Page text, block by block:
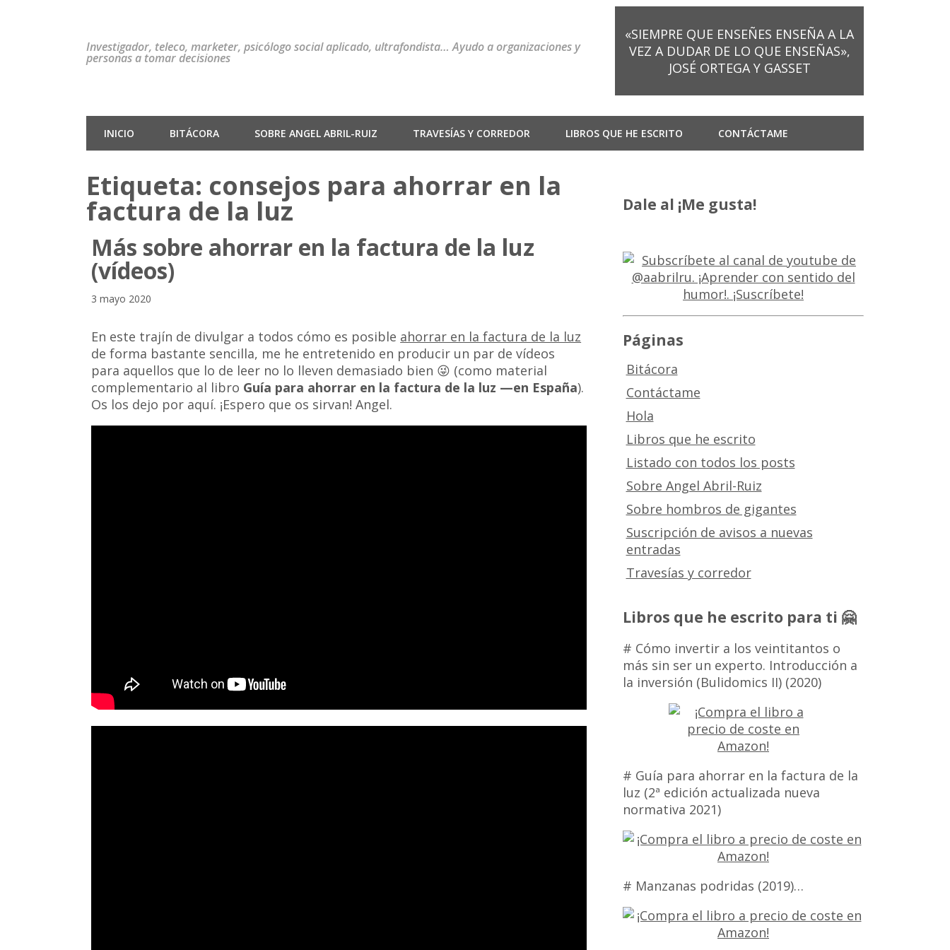
Investigador, teleco, marketer, psicólogo social aplicado, ultrafondista… Ayudo a organizaciones y
personas a tomar decisiones
«SIEMPRE QUE ENSEÑES ENSEÑA A LA
VEZ A DUDAR DE LO QUE ENSEÑAS»,
JOSÉ ORTEGA Y GASSET
INICIO BITÁCORA SOBRE ANGEL ABRIL-RUIZ TRAVESÍAS Y CORREDOR LIBROS QUE HE ESCRITO CONTÁCTAME
Etiqueta: consejos para ahorrar en la
factura de la luz
Más sobre ahorrar en la factura de la luz
(vídeos)
3 mayo 2020
En este trajín de divulgar a todos cómo es posible ahorrar en la factura de la luz
de forma bastante sencilla, me he entretenido en producir un par de vídeos
para aquellos que lo de leer no lo lleven demasiado bien 😜 (como material
complementario al libro Guía para ahorrar en la factura de la luz —en España).
Os los dejo por aquí. ¡Espero que os sirvan! Angel.
Dale al ¡Me gusta!
Páginas
Bitácora
Contáctame
Hola
Libros que he escrito
Listado con todos los posts
Sobre Angel Abril-Ruiz
Sobre hombros de gigantes
Suscripción de avisos a nuevas
entradas
Travesías y corredor
Libros que he escrito para ti 🤗
# Cómo invertir a los veintitantos o
más sin ser un experto. Introducción a
la inversión (Bulidomics II) (2020)
# Guía para ahorrar en la factura de la
luz (2ª edición actualizada nueva
normativa 2021)
# Manzanas podridas (2019)…